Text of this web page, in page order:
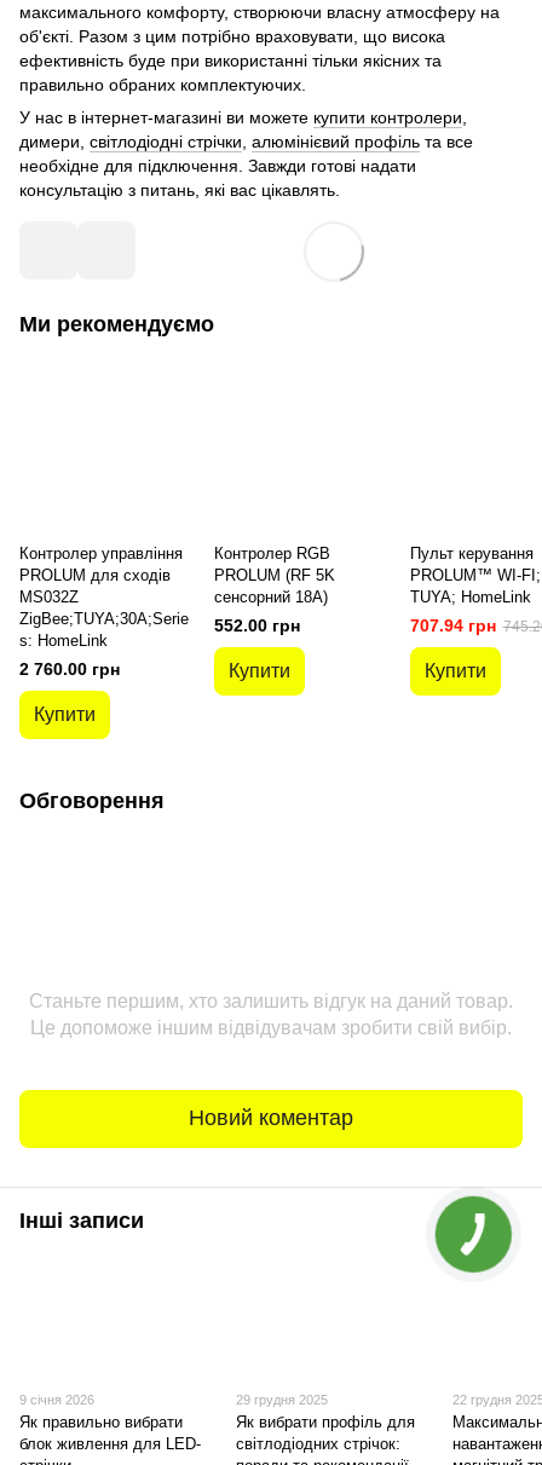
максимального комфорту, створюючи власну атмосферу на
об'єкті. Разом з цим потрібно враховувати, що висока
ефективність буде при використанні тільки якісних та
правильно обраних комплектуючих.
У нас в інтернет-магазині ви можете купити контролери,
димери, світлодіодні стрічки, алюмінієвий профіль та все
необхідне для підключення. Завжди готові надати
консультацію з питань, які вас цікавлять.
Ми рекомендуємо
Контролер управління
PROLUM для сходів
MS032Z
ZigBee;TUYA;30A;Serie
s: HomeLink
2 760.00 грн
Купити
Контролер RGB
PROLUM (RF 5K
сенсорний 18A)
552.00 грн
Купити
Пульт керування
PROLUM™ WI-FI;
TUYA; HomeLink
707.94 грн
Купити
Обговорення
Станьте першим, хто залишить відгук на даний товар.
Це допоможе іншим відвідувачам зробити свій вибір.
Новий коментар
Інші записи
9 січня 2026
Як правильно вибрати
блок живлення для LED-
29 грудня 2025
Як вибрати профіль для
світлодіодних стрічок:
22 грудня